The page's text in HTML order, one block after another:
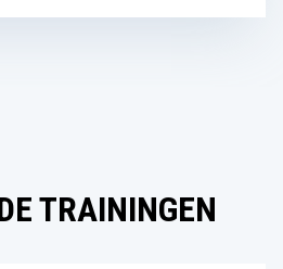
TRAININGEN